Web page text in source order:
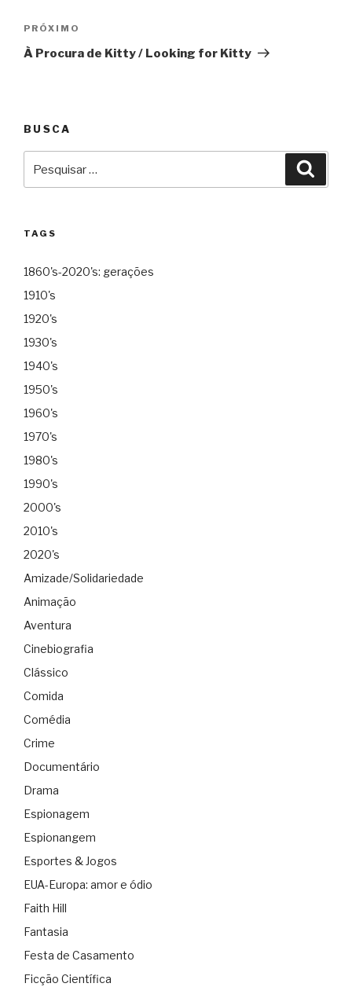
Próximo
PRÓXIMO
À Procura de Kitty / Looking for Kitty
BUSCA
por:
TAGS
1860's-2020's: gerações
1910's
1920's
1930's
1940's
1950's
1960's
1970's
1980's
1990's
2000's
2010's
2020's
Amizade/Solidariedade
Animação
Aventura
Cinebiografia
Clássico
Comida
Comédia
Crime
Documentário
Drama
Espionagem
Espionangem
Esportes & Jogos
EUA-Europa: amor e ódio
Faith Hill
Fantasia
Festa de Casamento
Ficção Científica